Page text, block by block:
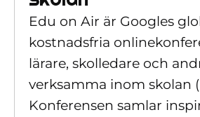
Edu on Air är Googles
kostnadsfria
lärare, skolledare och
verksamma inom skolan
Konferensen samlar